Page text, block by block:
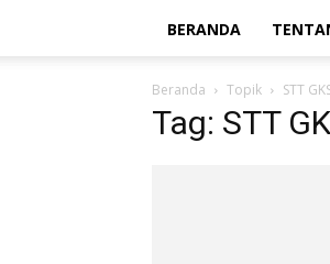
BERANDA
Beranda Topik STT
Tag: STT